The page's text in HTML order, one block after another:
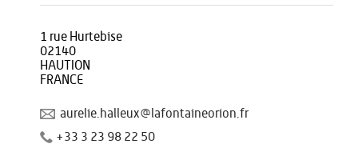
1 rue Hurtebise
02140
HAUTION
FRANCE
aurelie.halleux@lafontaineorion.fr
+33 3 23 98 22 50